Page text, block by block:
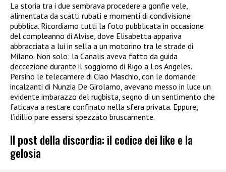
La storia tra i due sembrava procedere a gonfie vele,
alimentata da scatti rubati e momenti di condivisione
pubblica. Ricordiamo tutti la foto pubblicata in occasione
del compleanno di Alvise, dove Elisabetta appariva
abbracciata a lui in sella a un motorino tra le strade di
Milano. Non solo: la Canalis aveva fatto da guida
d’eccezione durante il soggiorno di Rigo a Los Angeles.
Persino le telecamere di Ciao Maschio, con le domande
incalzanti di Nunzia De Girolamo, avevano messo in luce un
evidente imbarazzo del rugbista, segno di un sentimento che
faticava a restare confinato nella sfera privata. Eppure,
l’idillio pare essersi spezzato bruscamente.
Il post della discordia: il codice dei like e la
gelosia